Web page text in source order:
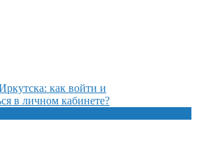
как войти и
в личном кабинете?